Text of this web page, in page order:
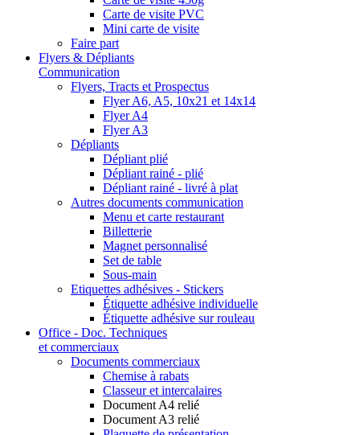
Carte de visite PVC
Mini carte de visite
Faire part
Flyers & Dépliants
Communication
Flyers, Tracts et Prospectus
Flyer A6, A5, 10x21 et 14x14
Flyer A4
Flyer A3
Dépliants
Dépliant plié
Dépliant rainé - plié
Dépliant rainé - livré à plat
Autres documents communication
Menu et carte restaurant
Billetterie
Magnet personnalisé
Set de table
Sous-main
Etiquettes adhésives - Stickers
Étiquette adhésive individuelle
Étiquette adhésive sur rouleau
Office - Doc. Techniques
et commerciaux
Documents commerciaux
Chemise à rabats
Classeur et intercalaires
Document A4 relié
Document A3 relié